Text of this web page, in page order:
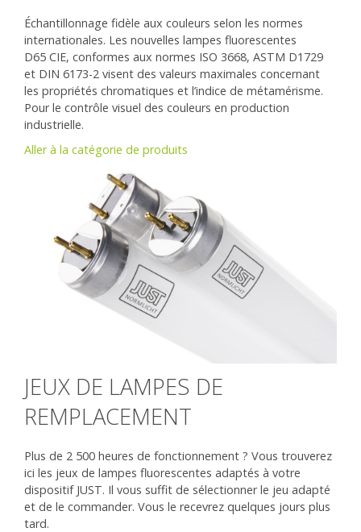
Échantillonnage fidèle aux couleurs selon les normes
internationales. Les nouvelles lampes fluorescentes
D65 CIE, conformes aux normes ISO 3668, ASTM D1729
et DIN 6173-2 visent des valeurs maximales concernant
les propriétés chromatiques et l’indice de métamérisme.
Pour le contrôle visuel des couleurs en production
industrielle.
Aller à la catégorie de produits
JEUX DE LAMPES DE
REMPLACEMENT
Plus de 2 500 heures de fonctionnement ? Vous trouverez
ici les jeux de lampes fluorescentes adaptés à votre
dispositif JUST. Il vous suffit de sélectionner le jeu adapté
et de le commander. Vous le recevrez quelques jours plus
tard.